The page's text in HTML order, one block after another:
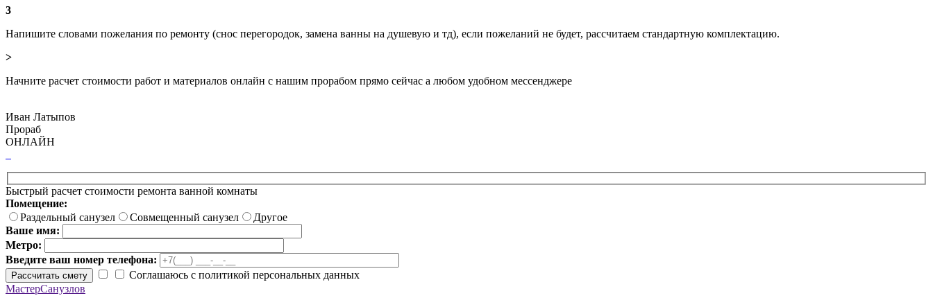
3
Напишите словами пожелания по ремонту (снос перегородок, замена ванны на душевую и тд), если пожеланий не будет, рассчитаем стандартную комплектацию.
>
Начните расчет стоимости работ и материалов онлайн с нашим прорабом прямо сейчас а любом удобном мессенджере
Иван Латыпов
Прораб
ОНЛАЙН
Быстрый расчет стоимости ремонта ванной комнаты
Помещение:
Раздельный санузел
Совмещенный санузел
Другое
Ваше имя:
Метро:
Введите ваш номер телефона:
Рассчитать смету
Соглашаюсь с политикой персональных данных
МастерСанузлов